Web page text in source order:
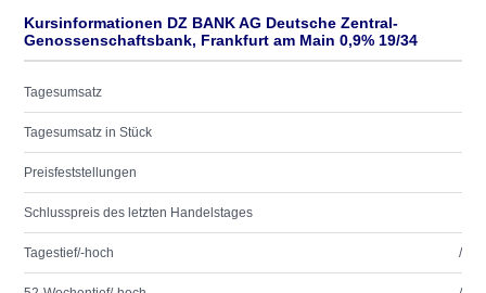
Kursinformationen DZ BANK AG Deutsche Zentral-
Genossenschaftsbank, Frankfurt am Main 0,9% 19/34
Tagesumsatz
Tagesumsatz in Stück
Preisfeststellungen
Schlusspreis des letzten Handelstages
Tagestief/-hoch /